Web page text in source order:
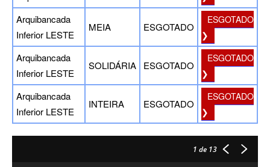
Arquibancada
Inferior LESTE
MEIA ESGOTADO
ESGOTADO
❯
Arquibancada
Inferior LESTE
SOLIDÁRIA ESGOTADO
ESGOTADO
❯
Arquibancada
Inferior LESTE
INTEIRA ESGOTADO
ESGOTADO
❯
1 de 13